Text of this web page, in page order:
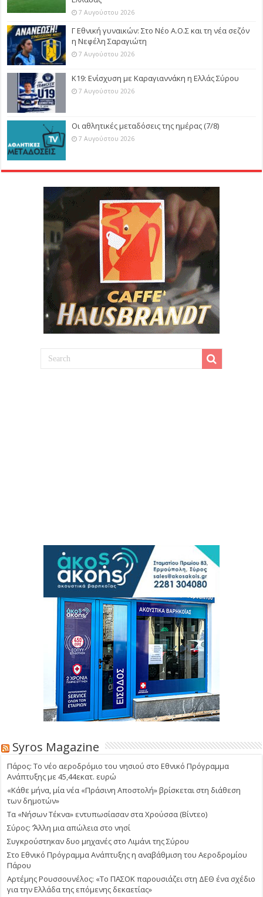
7 Αυγούστου 2026
Γ Εθνική γυναικών: Στο Νέο Α.Ο.Σ και τη νέα σεζόν
η Νεφέλη Σαραγιώτη
7 Αυγούστου 2026
Κ19: Ενίσχυση με Καραγιαννάκη η Ελλάς Σύρου
7 Αυγούστου 2026
Οι αθλητικές μεταδόσεις της ημέρας (7/8)
7 Αυγούστου 2026
Syros Magazine
Πάρος: Το νέο αεροδρόμιο του νησιού στο Εθνικό Πρόγραμμα
Ανάπτυξης με 45,44εκατ. ευρώ
«Κάθε μήνα, μία νέα «Πράσινη Αποστολή» βρίσκεται στη διάθεση
των δημοτών»
Τα «Νήσων Τέκνα» εντυπωσίασαν στα Χρούσσα (Βίντεο)
Σύρος: ΄’Άλλη μια απώλεια στο νησί
Συγκρούστηκαν δυο μηχανές στο Λιμάνι της Σύρου
Στο Εθνικό Πρόγραμμα Ανάπτυξης η αναβάθμιση του Αεροδρομίου
Πάρου
Αρτέμης Ρουσσουνέλος: «Το ΠΑΣΟΚ παρουσιάζει στη ΔΕΘ ένα σχέδιο
για την Ελλάδα της επόμενης δεκαετίας»